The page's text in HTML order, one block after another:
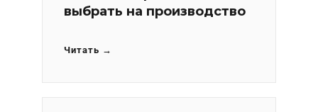
выбрать на производство
Читать →